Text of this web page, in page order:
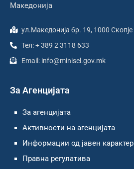
Македонија
ул.Македонија бр. 19, 1000 Скопје
Тел: + 389 2 3118 633
Email: info@minisel.gov.mk
За Агенцијата
За агенцијата
Активности на агенцијата
Информации од јавен карактер
Правна регулатива